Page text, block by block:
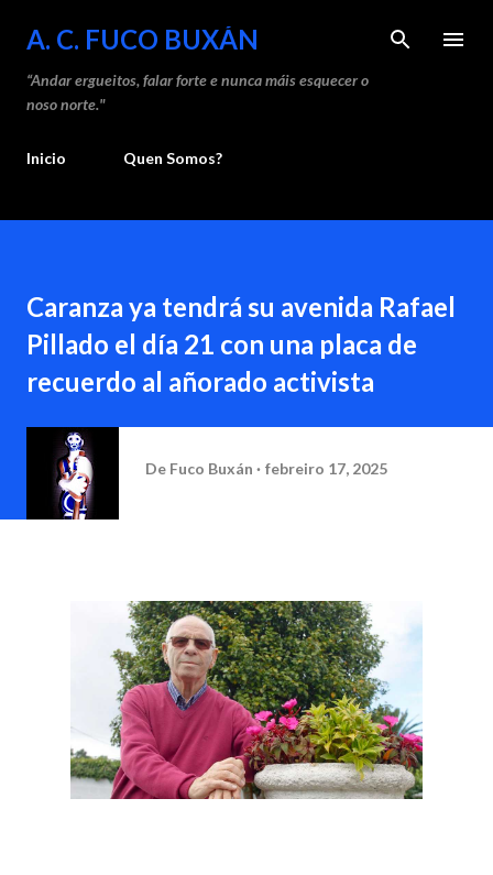
Saltar ao contido principal
A. C. FUCO BUXÁN
“Andar ergueitos, falar forte e nunca máis esquecer o
noso norte."
Inicio Quen Somos?
Caranza ya tendrá su avenida Rafael
Pillado el día 21 con una placa de
recuerdo al añorado activista
De Fuco Buxán febreiro 17, 2025